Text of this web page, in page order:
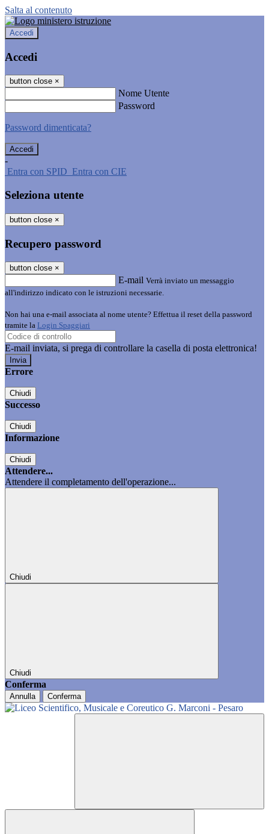
Salta al contenuto
Accedi
Accedi
button close ×
Nome Utente
Password
Password dimenticata?
-
Entra con SPID Entra con CIE
Seleziona utente
button close ×
Recupero password
button close ×
E-mail Verrà inviato un messaggio
all'indirizzo indicato con le istruzioni necessarie.
Non hai una e-mail associata al nome utente? Effettua il reset della password
tramite la Login Spaggiari
E-mail inviata, si prega di controllare la casella di posta elettronica!
Errore
Chiudi
Successo
Chiudi
Informazione
Chiudi
Attendere...
Attendere il completamento dell'operazione...
Chiudi
Chiudi
Conferma
Annulla Conferma